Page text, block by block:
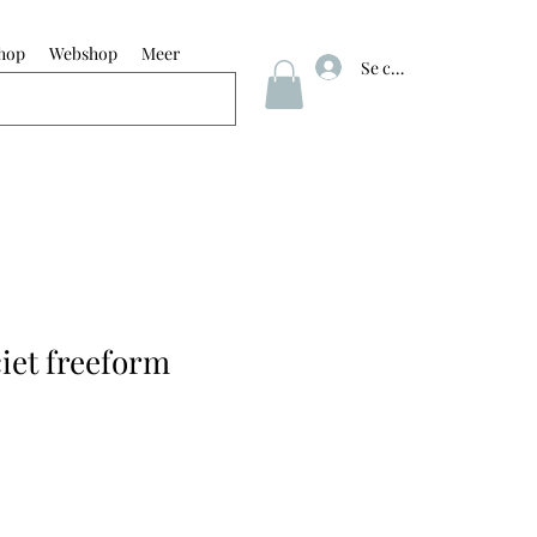
Webshop Meer
Se connecter
freeform